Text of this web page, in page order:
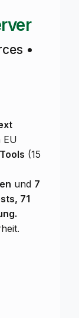
•
EU
(15
und 7
71